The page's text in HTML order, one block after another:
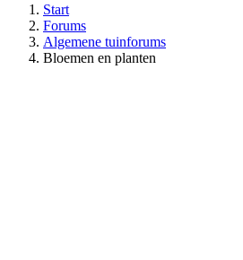
Start
Forums
Algemene tuinforums
Bloemen en planten